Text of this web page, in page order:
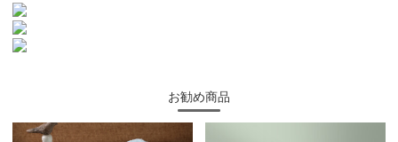
お勧め商品